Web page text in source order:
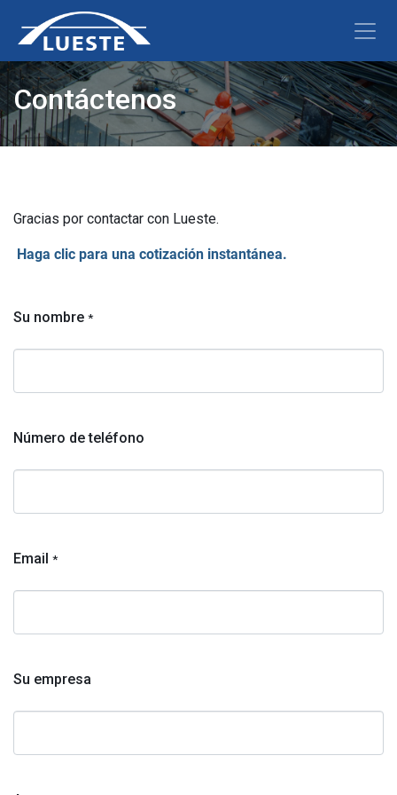
Contáctenos
Gracias por contactar con Lueste.
Haga clic para una cotización instantánea.
Su nombre *
Número de teléfono
Email *
Su empresa